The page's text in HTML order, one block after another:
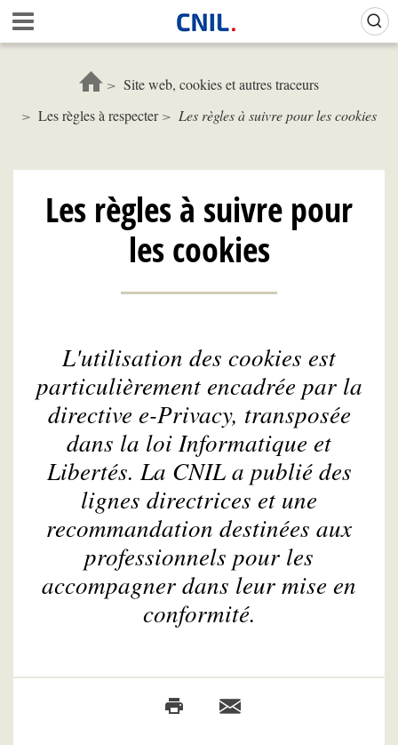
Aller
au
contenu
c
i
C
I
Site web, cookies et autres traceurs
Les règles à respecter
Les règles à suivre pour les cookies
Les règles à suivre pour
les cookies
L'utilisation des cookies est
particulièrement encadrée par la
directive e-Privacy, transposée
dans la loi Informatique et
Libertés. La CNIL a publié des
lignes directrices et une
recommandation destinées aux
professionnels pour les
accompagner dans leur mise en
conformité.
Gestion de vos préférences sur les cookies (témoins de connexion)